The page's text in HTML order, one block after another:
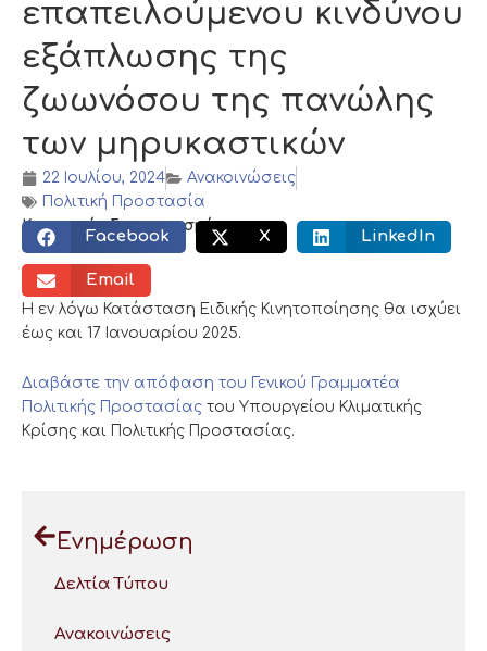
επαπειλούμενου κινδύνου
εξάπλωσης της
ζωωνόσου της πανώλης
των μηρυκαστικών
22 Ιουλίου, 2024
Ανακοινώσεις
Πολιτική Προστασία
Κοινωνικός διαμοιρασμός:
Facebook X LinkedIn
Email
Η εν λόγω Κατάσταση Ειδικής Κινητοποίησης θα ισχύει
έως και 17 Ιανουαρίου 2025.
Διαβάστε την απόφαση του Γενικού Γραμματέα
Πολιτικής Προστασίας του Υπουργείου Κλιματικής
Κρίσης και Πολιτικής Προστασίας.
Ενημέρωση
Δελτία Τύπου
Ανακοινώσεις